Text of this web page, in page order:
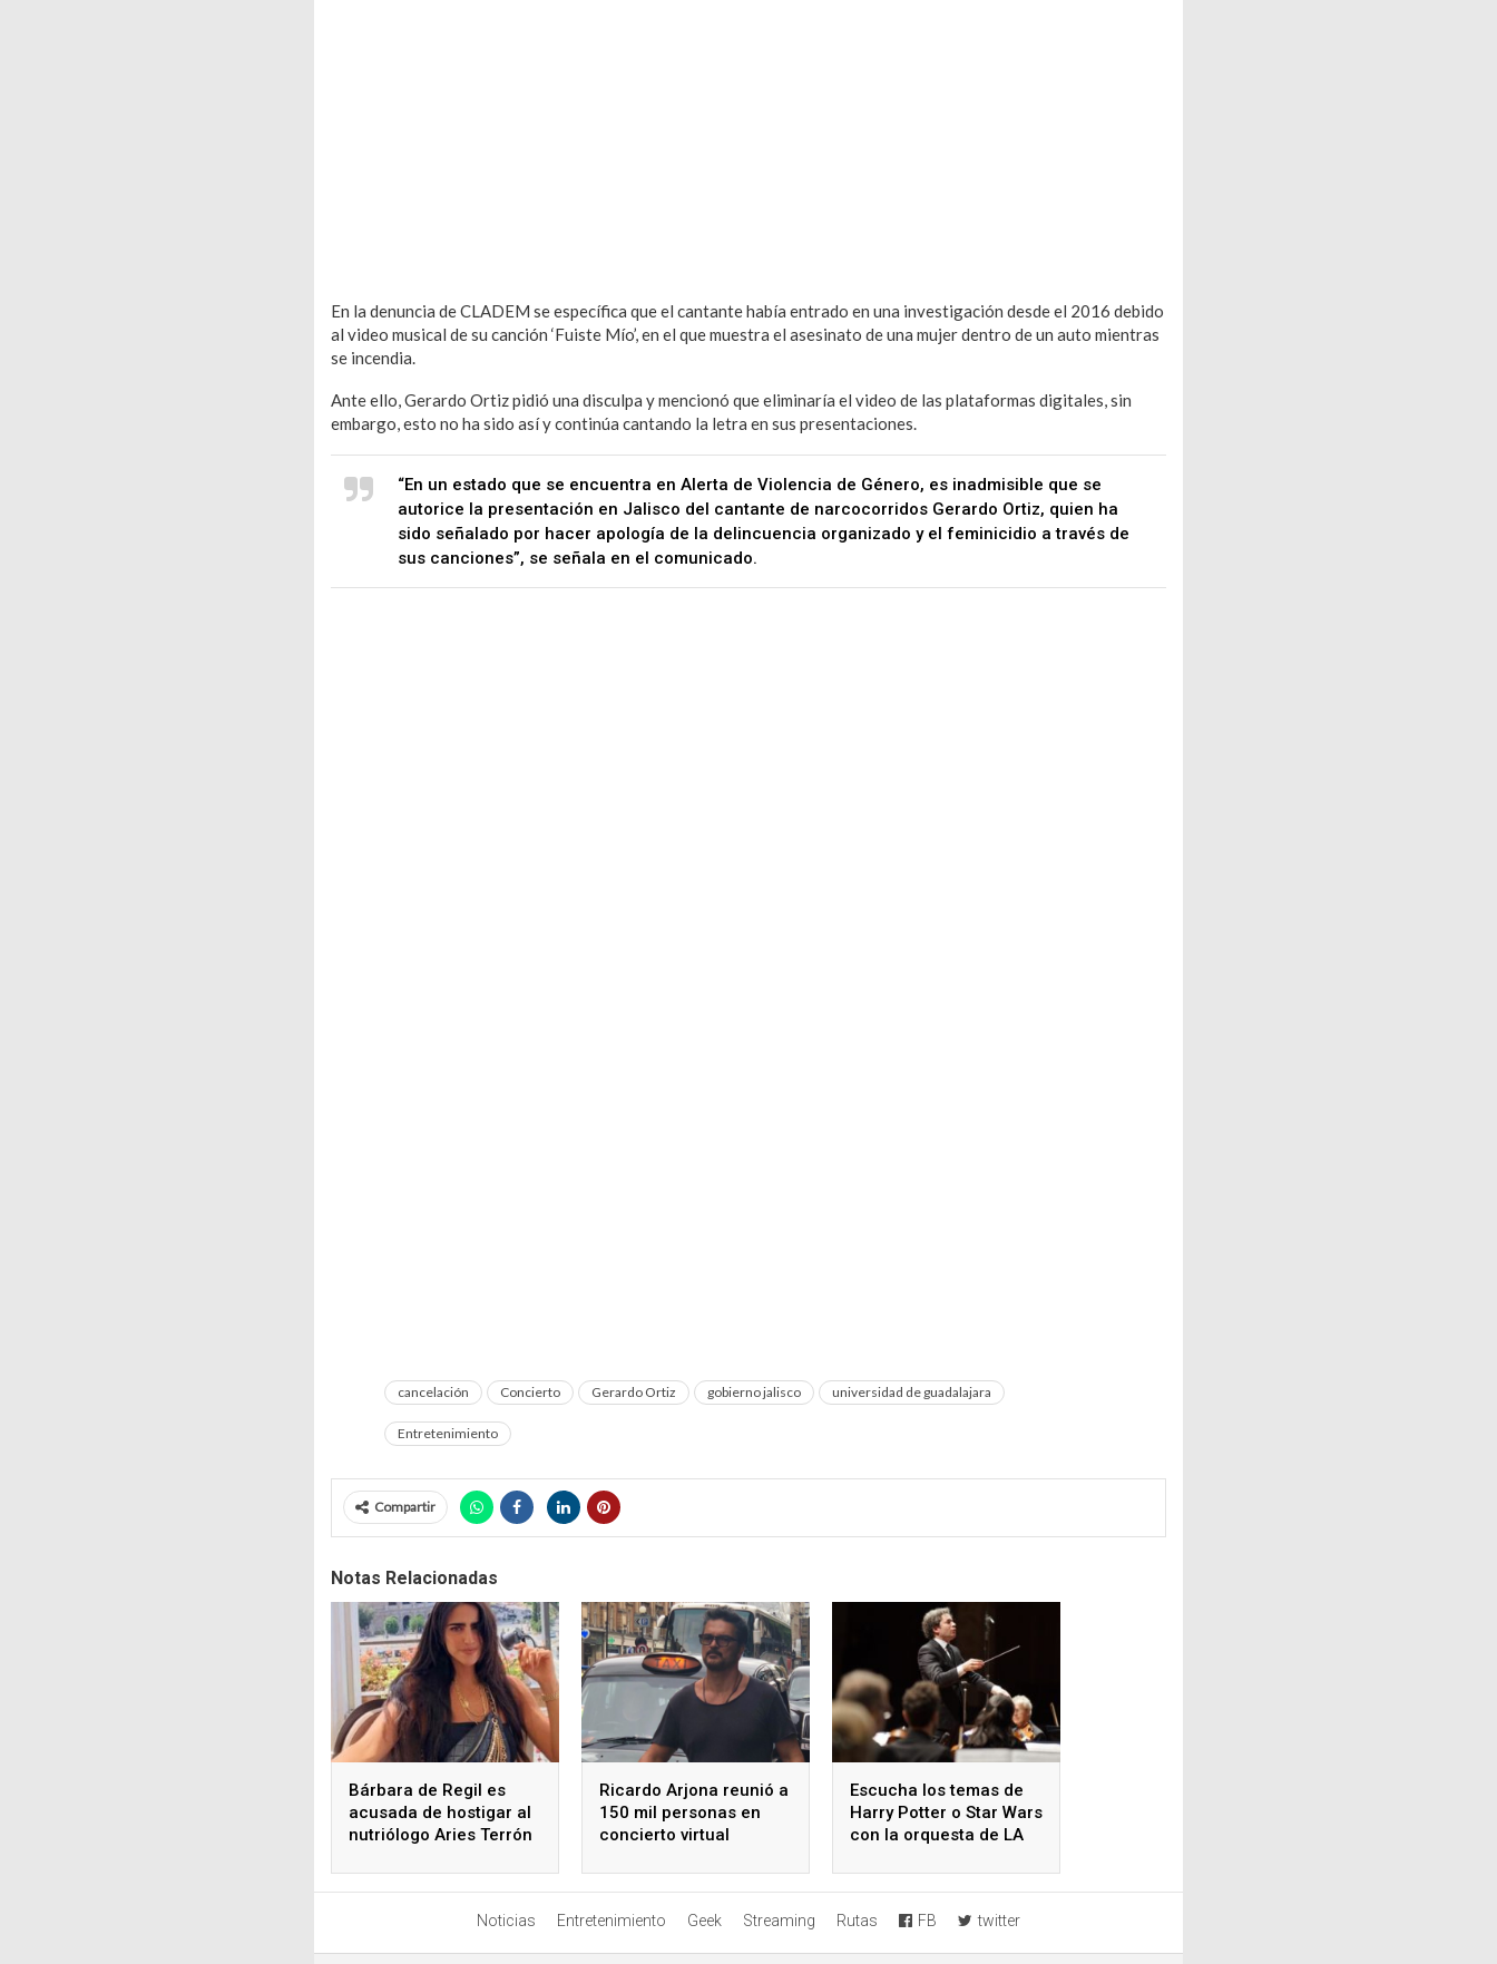
En la denuncia de CLADEM se específica que el cantante había entrado en una investigación desde el 2016 debido
al video musical de su canción ‘Fuiste Mío’, en el que muestra el asesinato de una mujer dentro de un auto mientras
se incendia.
Ante ello, Gerardo Ortiz pidió una disculpa y mencionó que eliminaría el video de las plataformas digitales, sin
embargo, esto no ha sido así y continúa cantando la letra en sus presentaciones.
“En un estado que se encuentra en Alerta de Violencia de Género, es inadmisible que se
autorice la presentación en Jalisco del cantante de narcocorridos Gerardo Ortiz, quien ha
sido señalado por hacer apología de la delincuencia organizado y el feminicidio a través de
sus canciones”, se señala en el comunicado.
cancelación Concierto Gerardo Ortiz gobierno jalisco universidad de guadalajara
Entretenimiento
Compartir
Notas Relacionadas
Bárbara de Regil es
acusada de hostigar al
nutriólogo Aries Terrón
Ricardo Arjona reunió a
150 mil personas en
concierto virtual
Escucha los temas de
Harry Potter o Star Wars
con la orquesta de LA
Noticias Entretenimiento Geek Streaming Rutas FB twitter